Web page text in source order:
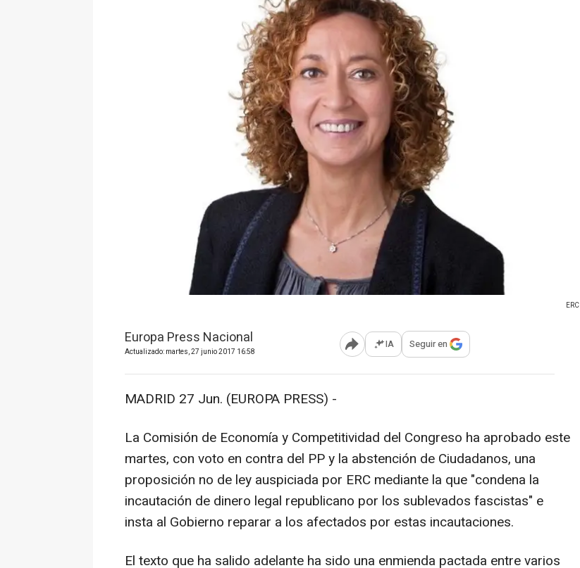
ERC
Europa Press Nacional
Actualizado: martes, 27 junio 2017 16:58 Abrir opciones para compartir
IA Seguir en
MADRID 27 Jun. (EUROPA PRESS) -
La Comisión de Economía y Competitividad del Congreso ha aprobado este
martes, con voto en contra del PP y la abstención de Ciudadanos, una
proposición no de ley auspiciada por ERC mediante la que "condena la
incautación de dinero legal republicano por los sublevados fascistas" e
insta al Gobierno reparar a los afectados por estas incautaciones.
El texto que ha salido adelante ha sido una enmienda pactada entre varios